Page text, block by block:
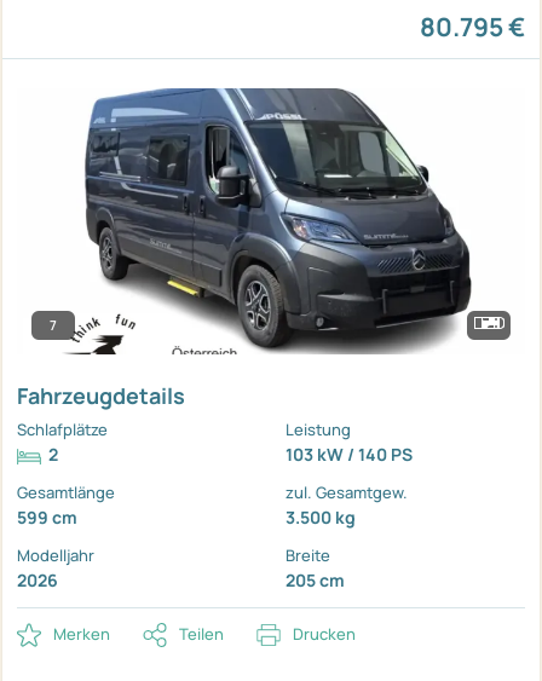
80.795 €
7
Fahrzeugdetails
Schlafplätze
2
Leistung
103 kW / 140 PS
Gesamtlänge
599 cm
zul. Gesamtgew.
3.500 kg
Modelljahr
2026
Breite
205 cm
Merken Teilen Drucken